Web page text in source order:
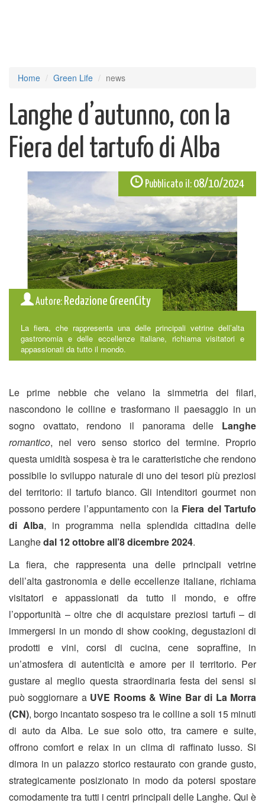
Home Green Life news
Langhe d’autunno, con la
Fiera del tartufo di Alba
Pubblicato il: 08/10/2024
Autore: Redazione GreenCity
La fiera, che rappresenta una delle principali vetrine dell’alta
gastronomia e delle eccellenze italiane, richiama visitatori e
appassionati da tutto il mondo.
Le prime nebbie che velano la simmetria dei filari,
nascondono le colline e trasformano il paesaggio in un
sogno ovattato, rendono il panorama delle
Langhe
romantico, nel vero senso storico del termine. Proprio
questa umidità sospesa è tra le caratteristiche che rendono
possibile lo sviluppo naturale di uno dei tesori più preziosi
del territorio: il tartufo bianco. Gli intenditori gourmet non
possono perdere l’appuntamento con la Fiera del Tartufo
di Alba, in programma nella splendida cittadina delle
Langhedal 12 ottobre all’8 dicembre 2024.
La fiera, che rappresenta una delle principali vetrine
dell’alta gastronomia e delle eccellenze italiane, richiama
visitatori e appassionati da tutto il mondo, e offre
l’opportunità – oltre che di acquistare preziosi tartufi – di
immergersi in un mondo di show cooking, degustazioni di
prodotti e vini, corsi di cucina, cene sopraffine, in
un’atmosfera di autenticità e amore per il territorio. Per
gustare al meglio questa straordinaria festa dei sensi si
può soggiornare a UVE Rooms & Wine Bar di La Morra
(CN), borgo incantato sospeso tra le colline a soli 15 minuti
di auto da Alba. Le sue solo otto, tra camere e suite,
offrono comfort e relax in un clima di raffinato lusso. Si
dimora in un palazzo storico restaurato con grande gusto,
strategicamente posizionato in modo da potersi spostare
comodamente tra tutti i centri principali delle Langhe. Qui è